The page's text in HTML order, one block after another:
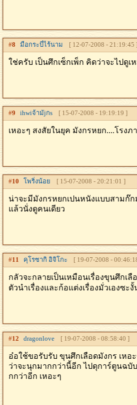
#8 มือกระบี่ไร้นาม [ 12-07-2008 - 21:19:45
ใช่ครับ เป็นศึกเซ็กเพ็ก คิดว่าจะไปดูเ
#9 ihwiจ้ามัjกs [ 15-07-2008 - 19:19:19 ]
เหอะๆ สงสัยในยุค มังกรหยก....โรงภ
#10 โพริ่งน้อย [ 15-07-2008 - 20:21:01 ]
น่าจะมีมังกรหยกเปนหนังแบบสามก๊ก
แล้วนั่งดูคนเดียว
#11 คุโรซากิ อิจิโกะ [ 19-07-2008 -
กลัวจะกลายเป็นเหมือนเรื่องขุนศึกเลื
ตัวนำเรื่องและก้อแต่งเรื่องมั่วเองซะงั้
#12 dragonlove [ 19-07-2008 - 08:58:40 ]
อ๋อใช้ขอรับรับ ขุนศึกเลือดมังกร เหอะ
ว่าจะนุกมากกว่านี้อีก ไปดุการ์ตูนฉบั
กกว่าอีก เหอะๆ